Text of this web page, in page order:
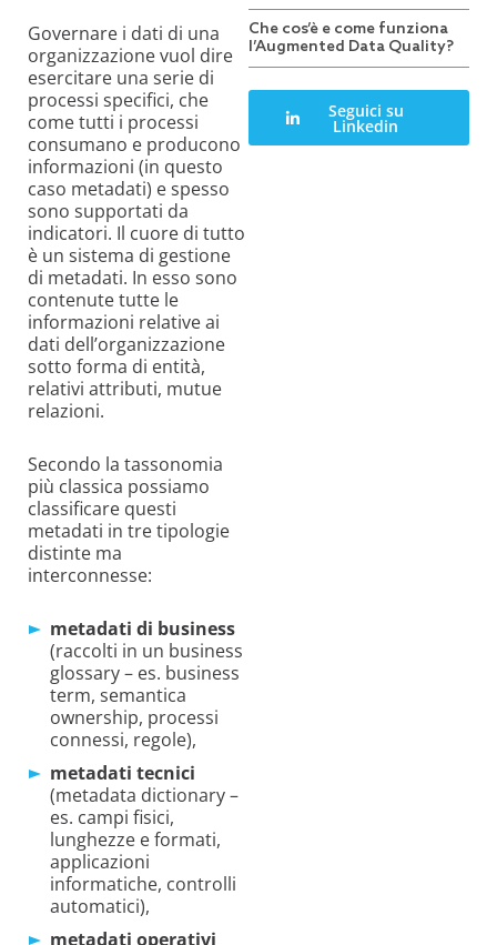
Governare i dati di una
organizzazione vuol dire
esercitare una serie di
processi specifici, che
come tutti i processi
consumano e producono
informazioni (in questo
caso metadati) e spesso
sono supportati da
indicatori. Il cuore di tutto
è un sistema di gestione
di metadati. In esso sono
contenute tutte le
informazioni relative ai
dati dell’organizzazione
sotto forma di entità,
relativi attributi, mutue
relazioni.
Secondo la tassonomia
più classica possiamo
classificare questi
metadati in tre tipologie
distinte ma
interconnesse:
metadati di business
(raccolti in un business
glossary – es. business
term, semantica
ownership, processi
connessi, regole),
metadati tecnici
(metadata dictionary –
es. campi fisici,
lunghezze e formati,
applicazioni
informatiche, controlli
automatici),
metadati operativi
Che cos’è e come funziona
l’Augmented Data Quality?
Seguici su
Linkedin